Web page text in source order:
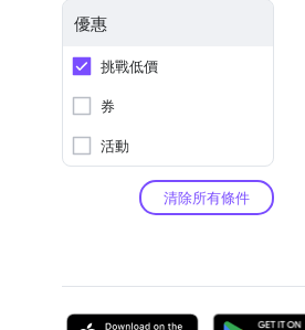
優惠
挑戰低價
券
活動
清除所有條件